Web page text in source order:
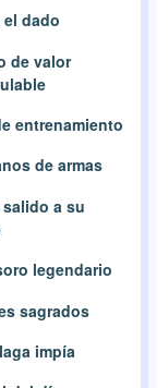
el dado
de valor
entrenamiento
de armas
salido a su
legendario
sagrados
impía